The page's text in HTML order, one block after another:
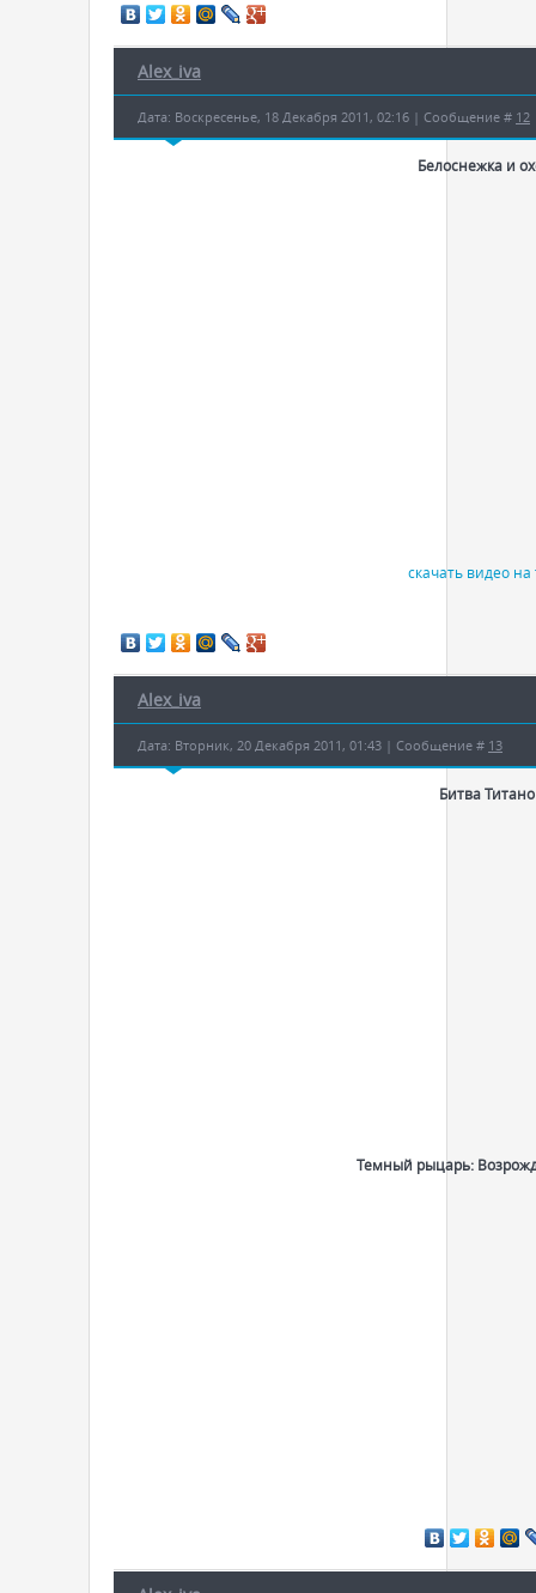
Alex_iva
Дата: Воскресенье, 18 Декабря 2011, 02:16 | Сообщение # 12
Белоснежка и
скачать видео
Alex_iva
Дата: Вторник, 20 Декабря 2011, 01:43 | Сообщение # 13
Битва
Темный рыцарь: